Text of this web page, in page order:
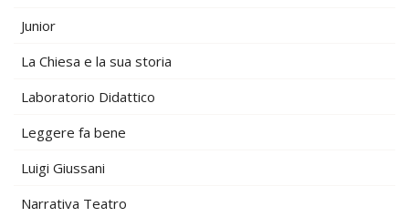
Junior
La Chiesa e la sua storia
Laboratorio Didattico
Leggere fa bene
Luigi Giussani
Narrativa Teatro